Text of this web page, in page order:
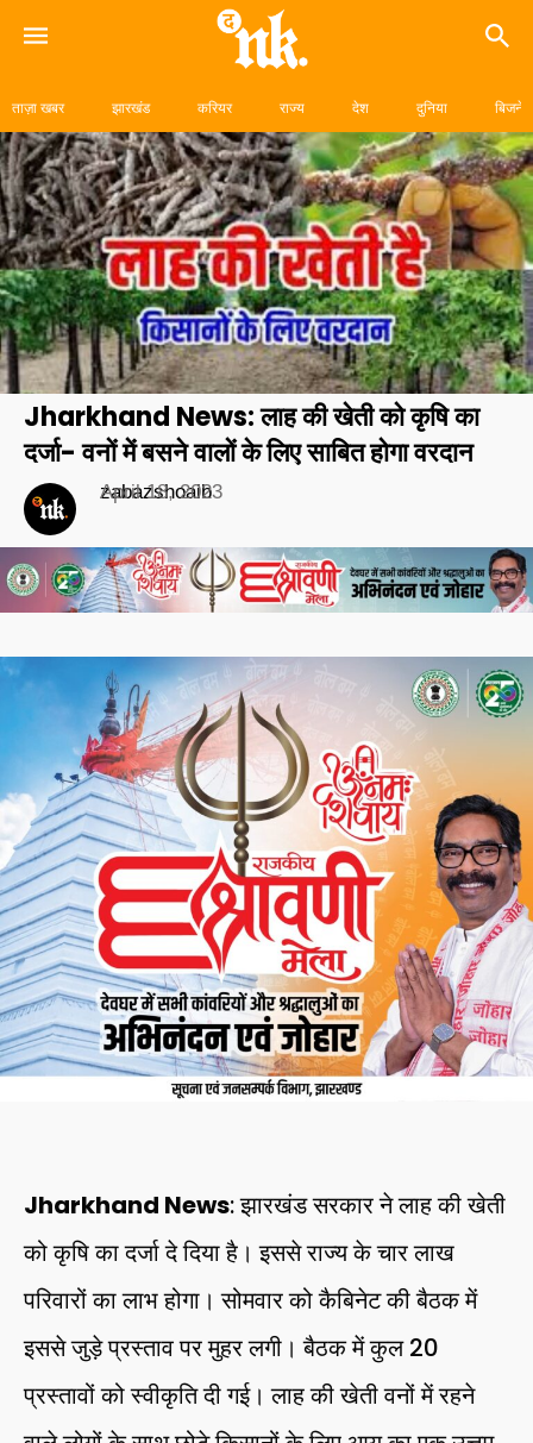
ताज़ा खबर झारखंड करियर राज्य देश दुनिया बिजनेस
Jharkhand News: लाह की खेती को कृषि का
दर्जा- वनों में बसने वालों के लिए साबित होगा वरदान
zabazshoaib
April 18, 2023
Jharkhand News: झारखंड सरकार ने लाह की खेती
को कृषि का दर्जा दे दिया है। इससे राज्य के चार लाख
परिवारों का लाभ होगा। सोमवार को कैबिनेट की बैठक में
इससे जुड़े प्रस्ताव पर मुहर लगी। बैठक में कुल 20
प्रस्तावों को स्वीकृति दी गई। लाह की खेती वनों में रहने